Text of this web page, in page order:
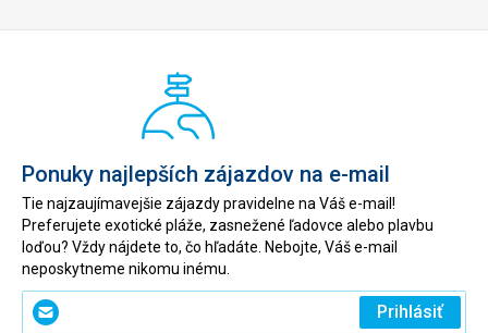
Ponuky najlepších zájazdov na e-mail
Tie najzaujímavejšie zájazdy pravidelne na Váš e-mail!
Preferujete exotické pláže, zasnežené ľadovce alebo plavbu
loďou? Vždy nájdete to, čo hľadáte. Nebojte, Váš e-mail
neposkytneme nikomu inému.
Zadajte
svoj
Prihlásiť